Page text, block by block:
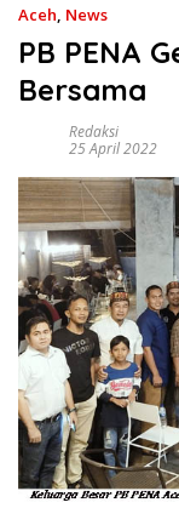
Aceh, News
PB PENA
Bersama
Redaksi
25 April 2022